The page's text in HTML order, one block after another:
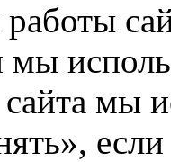
мы
мы
если